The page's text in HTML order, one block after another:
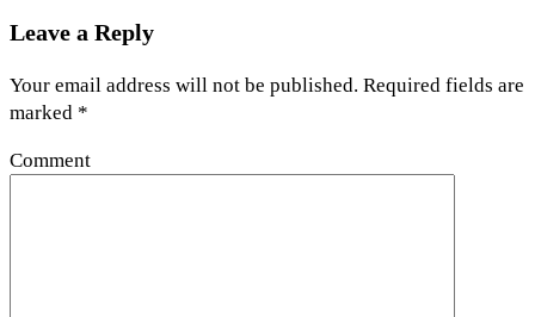
Leave a Reply
Your email address will not be published. Required fields are
marked *
Comment